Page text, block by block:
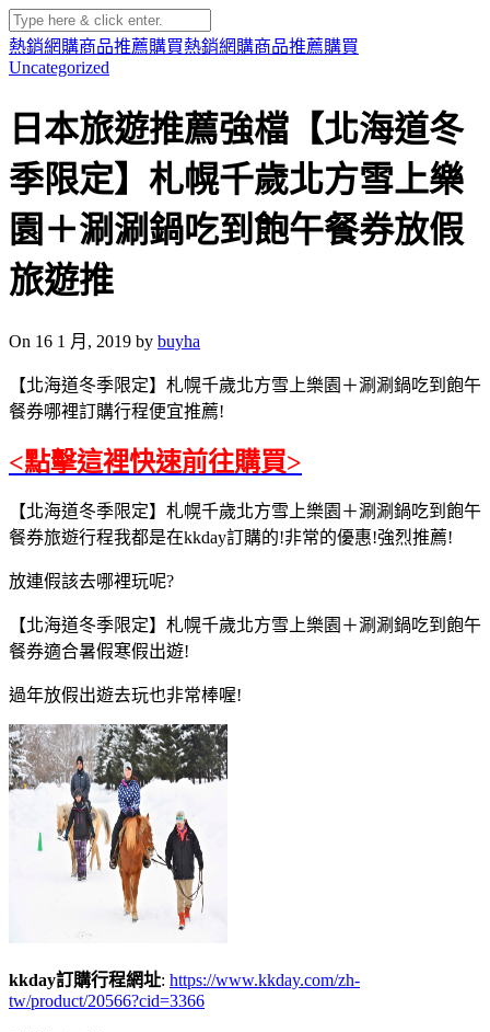
熱銷網購商品推薦購買熱銷網購商品推薦購買
Uncategorized
日本旅遊推薦強檔【北海道冬
季限定】札幌千歲北方雪上樂
園＋涮涮鍋吃到飽午餐券放假
旅遊推
On 16 1 月, 2019 by buyha
【北海道冬季限定】札幌千歲北方雪上樂園＋涮涮鍋吃到飽午
餐券哪裡訂購行程便宜推薦!
<點擊這裡快速前往購買>
【北海道冬季限定】札幌千歲北方雪上樂園＋涮涮鍋吃到飽午
餐券旅遊行程我都是在kkday訂購的!非常的優惠!強烈推薦!
放連假該去哪裡玩呢?
【北海道冬季限定】札幌千歲北方雪上樂園＋涮涮鍋吃到飽午
餐券適合暑假寒假出遊!
過年放假出遊去玩也非常棒喔!
kkday訂購行程網址: https://www.kkday.com/zh-
tw/product/20566?cid=3366